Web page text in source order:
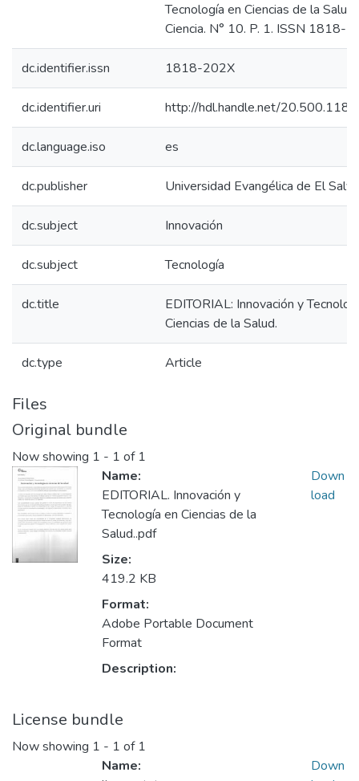
Tecnología en Ciencias de la
Ciencia. N° 10. P. 1. ISSN 1818-
dc.identifier.issn 1818-202X
dc.identifier.uri http://hdl.handle.net/
dc.language.iso es
dc.publisher Universidad Evangélica de El
dc.subject Innovación
dc.subject Tecnología
dc.title
EDITORIAL: Innovación y
Ciencias de la Salud.
dc.type Article
Files
Original bundle
Now showing 1 - 1 of 1
Name:
EDITORIAL. Innovación y
Tecnología en Ciencias de la
Salud..pdf
Size:
419.2 KB
Format:
Adobe Portable Document
Format
Description:
Down
load
License bundle
Now showing 1 - 1 of 1
Name:
Down